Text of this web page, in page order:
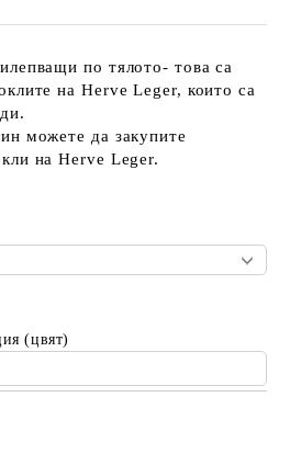
по тялото- това са
на Herve Leger, които са
можете да закупите
на Herve Leger.
(цвят)